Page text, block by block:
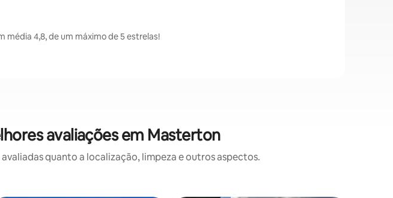
4,8, de um máximo de 5 estrelas!
avaliações em Masterton
quanto a localização, limpeza e outros aspectos.